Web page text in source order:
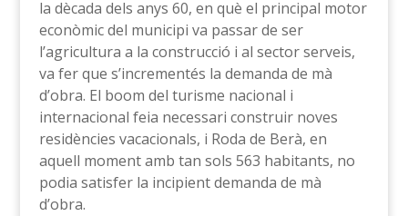
la dècada dels anys 60, en què el principal motor
econòmic del municipi va passar de ser
l’agricultura a la construcció i al sector serveis,
va fer que s’incrementés la demanda de mà
d’obra. El boom del turisme nacional i
internacional feia necessari construir noves
residències vacacionals, i Roda de Berà, en
aquell moment amb tan sols 563 habitants, no
podia satisfer la incipient demanda de mà
d’obra.